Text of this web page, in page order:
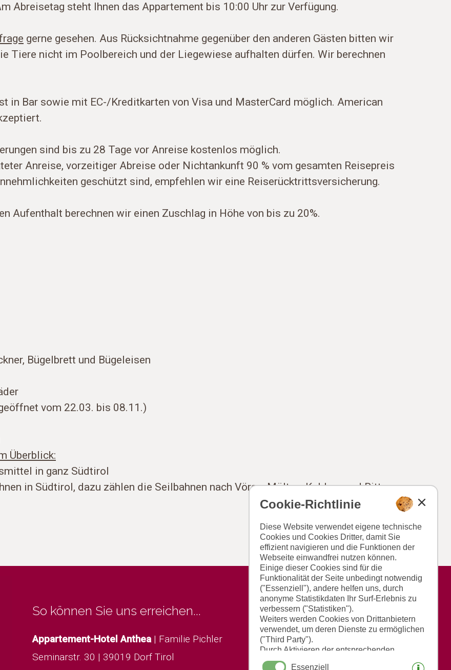
Cookie-Richtlinie
Diese Website verwendet eigene technische
Cookies und Cookies Dritter, damit Sie
effizient navigieren und die Funktionen der
Webseite einwandfrei nutzen können.
Einige dieser Cookies sind für die
Funktionalität der Seite unbedingt notwendig
("Essenziell"), andere helfen uns, durch
anonyme Statistikdaten Ihr Surf-Erlebnis zu
verbessern ("Statistiken").
Weiters werden Cookies von Drittanbietern
verwendet, um deren Dienste zu ermöglichen
("Third Party").
Durch Aktivieren der entsprechenden
Schaltflächen entscheiden Sie selbst, welche
Essenziell
Abreisetag steht Ihnen das Appartement bis 10:00 Uhr zur Verfügung.
gerne gesehen. Aus Rücksichtnahme gegenüber den anderen Gästen bitten wir
Tiere nicht im Poolbereich und der Liegewiese aufhalten dürfen. Wir berechnen
in Bar sowie mit EC-/Kreditkarten von Visa und MasterCard möglich. American
sind bis zu 28 Tage vor Anreise kostenlos möglich.
Anreise, vorzeitiger Abreise oder Nichtankunft 90 % vom gesamten Reisepreis
geschützt sind, empfehlen wir eine Reiserücktrittsversicherung.
Aufenthalt berechnen wir einen Zuschlag in Höhe von bis zu 20%.
Bügelbrett und Bügeleisen
vom 22.03. bis 08.11.)
Überblick:
in ganz Südtirol
in Südtirol, dazu zählen die Seilbahnen nach Vöran, Mölten, Kohlern und Ritten
So können Sie uns erreichen...
Appartement-Hotel Anthea| Familie Pichler
Seminarstr. 30 | 39019 Dorf Tirol